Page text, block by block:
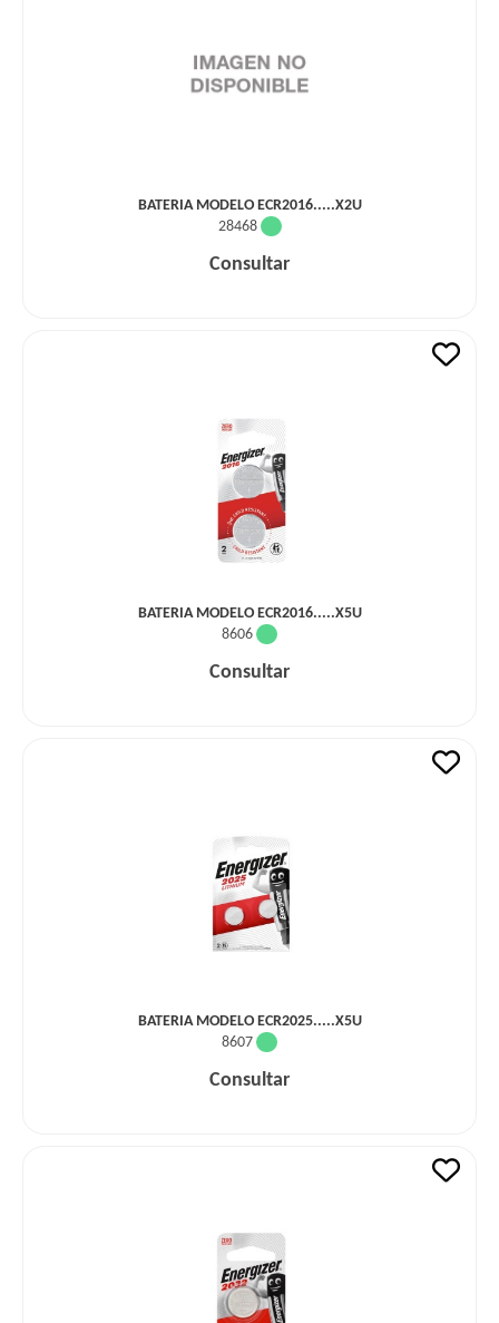
BATERIA MODELO ECR2016.....X2U
28468
Consultar
BATERIA MODELO ECR2016.....X5U
8606
Consultar
BATERIA MODELO ECR2025.....X5U
8607
Consultar